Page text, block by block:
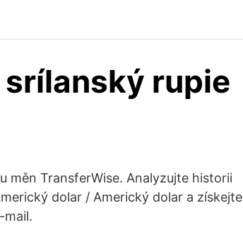
rupie
měn TransferWise. Analyzujte historii
dolar / Americký dolar a získejte
mail.